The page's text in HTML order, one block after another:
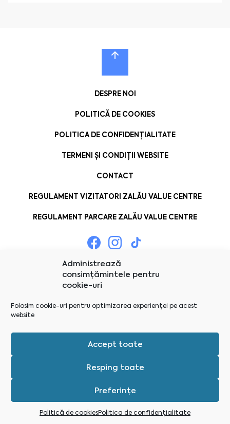
Administrează
consimțămintele pentru
cookie-uri
Folosim cookie-uri pentru optimizarea experienței pe acest
website
Accept toate
Resping toate
Preferințe
Politică de cookiesPolitica de confidențialitate
DESPRE NOI
POLITICĂ DE COOKIES
POLITICA DE CONFIDENȚIALITATE
TERMENI ȘI CONDIȚII WEBSITE
CONTACT
REGULAMENT VIZITATORI ZALĂU VALUE CENTRE
REGULAMENT PARCARE ZALĂU VALUE CENTRE
Administrează consimțămintele